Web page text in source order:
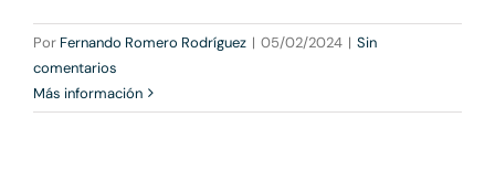
Por Fernando Romero Rodríguez | 05/02/2024 | Sin
comentarios
Más información